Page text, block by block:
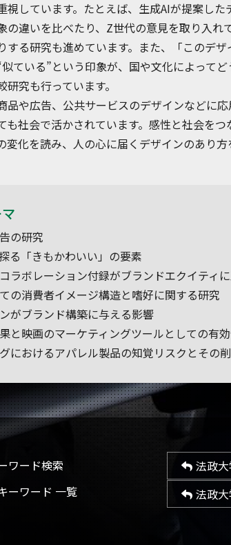
視しています。たとえば、生成AIが提案した
の違いを比べたり、Z世代の意見を取り入れ
する研究も進めています。また、「このデ
ている”という印象が、国や文化によって
究も行っています。
品や広告、公共サービスのデザインなどに
も社会で活かされています。感性と社会をつ
化を読み、人の心に届くデザインのあり方
の研究
る「きもかわいい」の要素
ラボレーション付録がブランドエクイティ
の消費者イメージ構造と嗜好に関する研究
がブランド構築に与える影響
と映画のマーケティングツールとしての有
におけるアパレル製品の知覚リスクとその
ワード検索
ーワード 一覧
法政
法政